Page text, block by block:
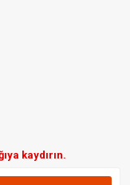
kaydırın.